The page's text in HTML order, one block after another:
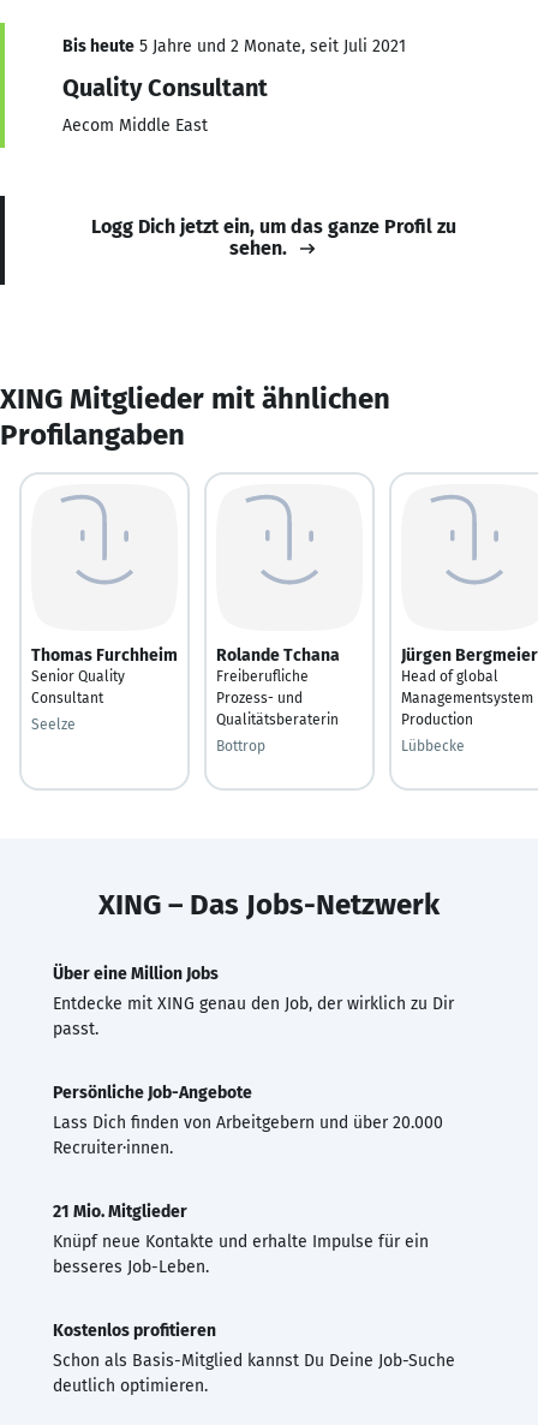
Bis heute 5 Jahre und 2 Monate, seit Juli 2021
Quality Consultant
Aecom Middle East
Logg Dich jetzt ein, um das ganze Profil zu
sehen.
XING Mitglieder mit ähnlichen
Profilangaben
Thomas Furchheim
Senior Quality
Consultant
Seelze
Rolande Tchana
Freiberufliche
Prozess- und
Qualitätsberaterin
Bottrop
Jürgen Bergmeier
Head of global
Managementsystem
Production
Lübbecke
XING – Das Jobs-Netzwerk
Über eine Million Jobs
Entdecke mit XING genau den Job, der wirklich zu Dir
passt.
Persönliche Job-Angebote
Lass Dich finden von Arbeitgebern und über 20.000
Recruiter·innen.
21 Mio. Mitglieder
Knüpf neue Kontakte und erhalte Impulse für ein
besseres Job-Leben.
Kostenlos profitieren
Schon als Basis-Mitglied kannst Du Deine Job-Suche
deutlich optimieren.